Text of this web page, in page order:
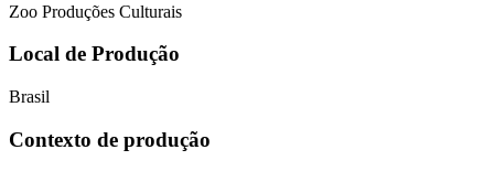
Zoo Produções Culturais
Local de Produção
Brasil
Contexto de produção